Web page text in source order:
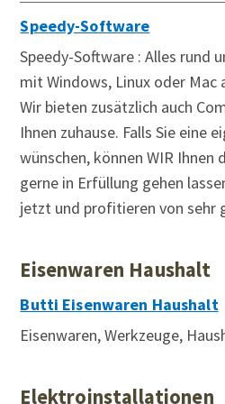
Speedy-Software
Speedy-Software : Alles rund
mit Windows, Linux oder
Wir bieten zusätzlich auch
Ihnen zuhause. Falls Sie eine
wünschen, können WIR Ihnen
gerne in Erfüllung gehen
jetzt und profitieren von sehr
Eisenwaren Haushalt
Butti Eisenwaren Haushalt
Eisenwaren, Werkzeuge,
Elektroinstallationen